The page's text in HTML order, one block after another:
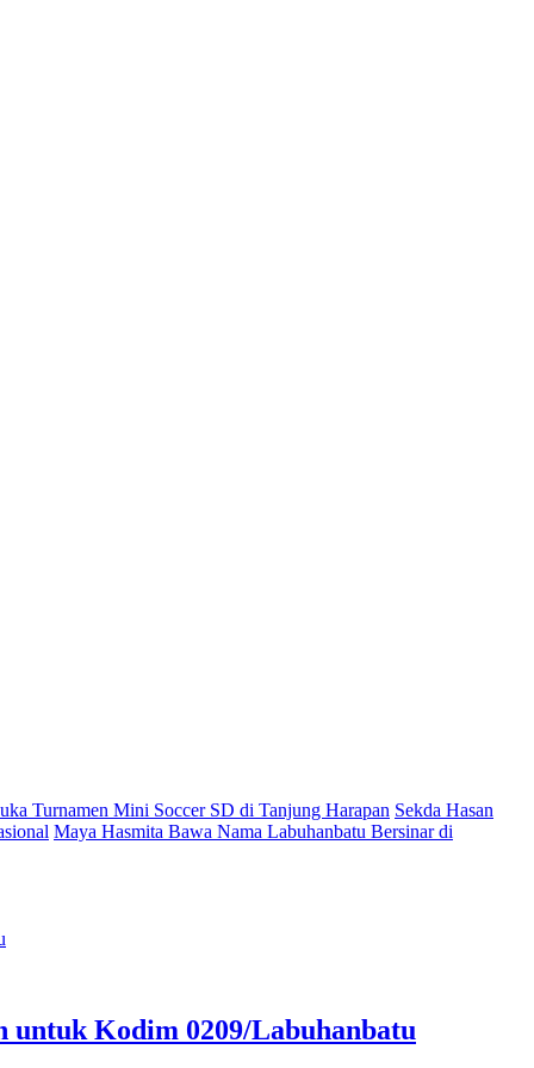
Turnamen Mini Soccer SD di Tanjung Harapan Sekda Hasan
Maya Hasmita Bawa Nama Labuhanbatu Bersinar di
Kodim 0209/Labuhanbatu